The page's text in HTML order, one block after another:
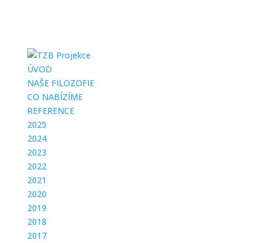
ÚVOD
NAŠE FILOZOFIE
CO NABÍZÍME
REFERENCE
2025
2024
2023
2022
2021
2020
2019
2018
2017